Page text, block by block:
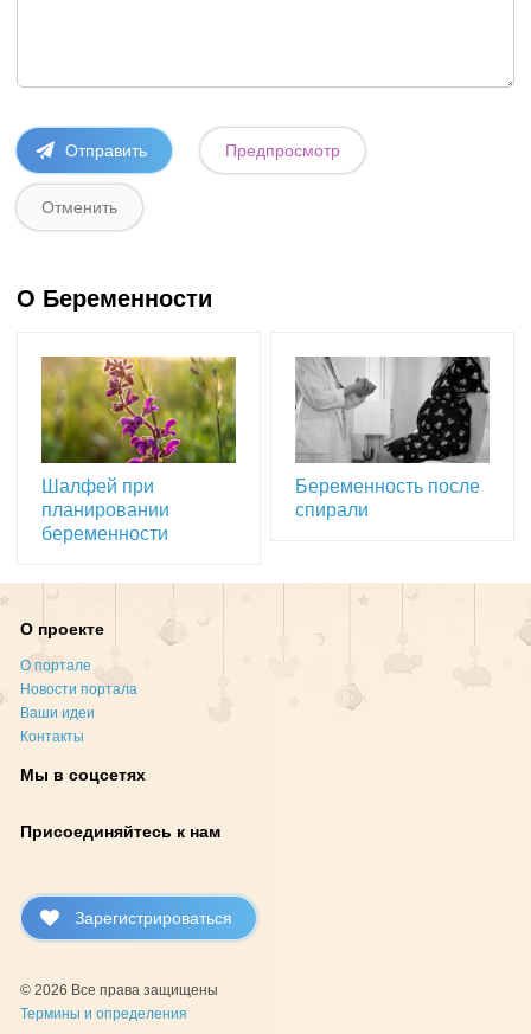
О Беременности
Шалфей при
планировании
беременности
Беременность после
спирали
О проекте
О портале
Новости портала
Ваши идеи
Контакты
Мы в соцсетях
Присоединяйтесь к нам
Зарегистрироваться
© 2026 Все права защищены
Термины и определения